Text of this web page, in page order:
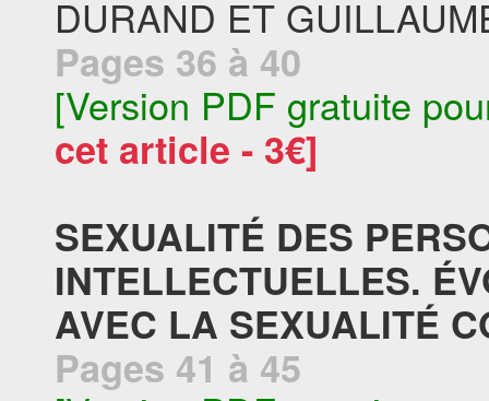
DURAND ET
Pages 36 à 40
[Version PDF gratuite
cet article - 3€]
SEXUALITÉ DES
INTELLECTUELLES.
AVEC LA SEXUALITÉ
Pages 41 à 45